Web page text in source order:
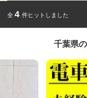
全 4 件ヒットしました
千葉県